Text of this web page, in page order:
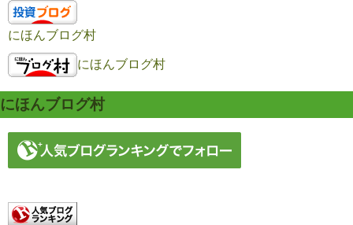
にほんブログ村
にほんブログ村
にほんブログ村